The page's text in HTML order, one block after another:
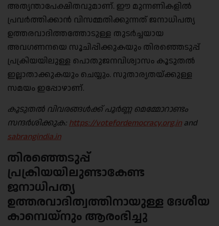
അത്യന്താപേക്ഷിതവുമാണ്. ഈ മുന്നണികളിൽ
പ്രവർത്തിക്കാൻ വിസമ്മതിക്കുന്നത് ജനാധിപത്യ
ഉത്തരവാദിത്തത്തോടുള്ള തുടർച്ചയായ
അവഗണനയെ സൂചിപ്പിക്കുകയും തിരഞ്ഞെടുപ്പ്
പ്രക്രിയയിലുള്ള പൊതുജനവിശ്വാസം കൂടുതൽ
ഇല്ലാതാക്കുകയും ചെയ്യും. സുതാര്യതയ്ക്കുള്ള
സമയം ഇപ്പോഴാണ്.
കൂടുതൽ വിവരങ്ങൾക്ക് പൂർണ്ണ മെമ്മോറാണ്ടം
സന്ദർശിക്കുക:https://votefordemocracy.org.inand
sabrangindia.in
തിരഞ്ഞെടുപ്പ്
പ്രക്രിയയിലുണ്ടാകേണ്ട
ജനാധിപത്യ
ഉത്തരവാദിത്വത്തിനായുള്ള ദേശീയ
കാമ്പെയ്‌നും ആരംഭിച്ചു